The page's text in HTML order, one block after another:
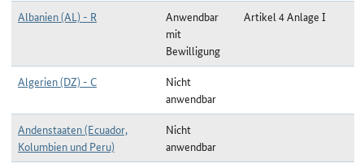
Albanien (AL) - R
Anwendbar
mit
Bewilligung
Artikel 4 Anlage I
Algerien (DZ) - C
Nicht
anwendbar
Andenstaaten (Ecuador,
Kolumbien und Peru)
Nicht
anwendbar